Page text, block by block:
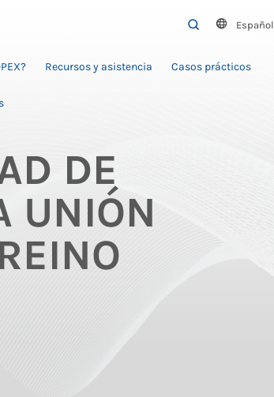
SEARCH
Español
Recursos y asistencia Casos prácticos
DE
UNIÓN